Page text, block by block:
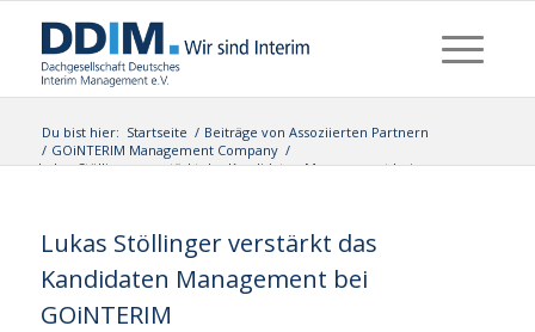
Du bist hier: Startseite / Beiträge von Assoziierten Partnern
/ GOiNTERIM Management Company /
Lukas Stöllinger verstärkt das Kandidaten Management bei
Lukas Stöllinger verstärkt das
Kandidaten Management bei
GOiNTERIM